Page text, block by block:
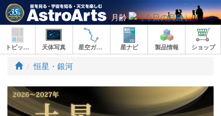
月齢
トピックス 天体写真 星空ガイド 星ナビ 製品情報 ショップ
ト
プ
恒星・銀河